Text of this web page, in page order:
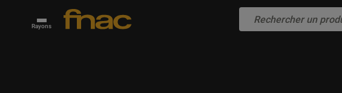
Rayons